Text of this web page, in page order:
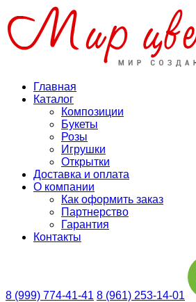
Главная
Каталог
Композиции
Букеты
Розы
Игрушки
Открытки
Доставка и оплата
О компании
Как оформить заказ
Партнерство
Гарантия
Контакты
8 (999) 774-41-41 8 (961) 253-14-01